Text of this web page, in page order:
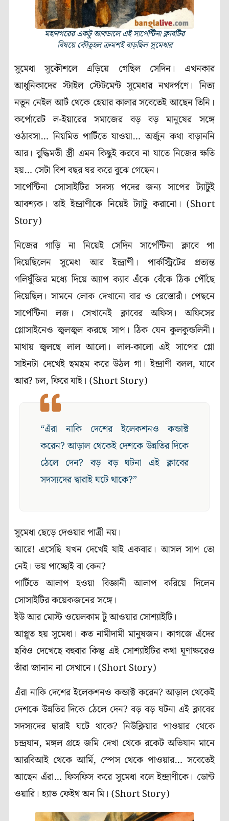
মহানগরের একটু আবডালে এই সার্পেন্টিনা ক্লাবটির
বিষয়ে কৌতূহল ক্রমশই বাড়ছিল সুমেধার
সুমেধা সুকৌশলে এড়িয়ে গেছিল সেদিন। এখনকার
আধুনিকাদের স্টাইল স্টেটমেন্ট সুমেধার নখদর্পণে। নিত্য
নতুন নেইল আর্ট থেকে হেয়ার কালার সবেতেই আছেন তিনি।
কর্পোরেট ল-ইয়ারের সমাজের বড় বড় মানুষের সঙ্গে
ওঠাবসা… নিয়মিত পার্টিতে যাওয়া… অর্জুন কথা বাড়াননি
আর। বুদ্ধিমতী স্ত্রী এমন কিছুই করবে না যাতে নিজের ক্ষতি
হয়… সেটা বিশ বছর ঘর করে বুঝে গেছেন।
সার্পেন্টিনা সোসাইটির সদস্য পদের জন্য সাপের ট্যাটুই
আবশ্যক। তাই ইন্দ্রাণীকে নিয়েই ট্যাটু করানো। (Short
Story)
নিজের গাড়ি না নিয়েই সেদিন সার্পেন্টিনা ক্লাবে পা
দিয়েছিলেন সুমেধা আর ইন্দ্রাণী। পার্কস্ট্রিটের প্রত্যন্ত
গলিঘুঁজির মধ্যে দিয়ে অ্যাপ ক্যাব এঁকে বেঁকে ঠিক পৌঁছে
দিয়েছিল। সামনে লোক দেখানো বার ও রেস্তোরাঁ। পেছনে
সার্পেন্টিনা লজ। সেখানেই ক্লাবের অফিস। অফিসের
গ্লোসাইনেও জ্বলজ্বল করছে সাপ। ঠিক যেন কুলকুন্ডলিনী।
মাথায় জ্বলছে লাল আলো। লাল-কালো এই সাপের গ্লো
সাইনটা দেখেই ছমছম করে উঠল গা। ইন্দ্রাণী বলল, যাবে
আর? চল, ফিরে যাই। (Short Story)
“এঁরা নাকি দেশের ইলেকশনও কন্ডাক্ট
করেন? আড়াল থেকেই দেশকে উন্নতির দিকে
ঠেলে দেন? বড় বড় ঘটনা এই ক্লাবের
সদস্যদের দ্বারাই ঘটে থাকে?”
সুমেধা ছেড়ে দেওয়ার পাত্রী নয়।
আরে! এসেছি যখন দেখেই যাই একবার। আসল সাপ তো
নেই। ভয় পাচ্ছোই বা কেন?
পার্টিতে আলাপ হওয়া বিজ্ঞানী আলাপ করিয়ে দিলেন
সোসাইটির কয়েকজনের সঙ্গে।
ইউ আর মোস্ট ওয়েলকাম টু আওয়ার সোশ্যাইটি।
আপ্লুত হয় সুমেধা। কত নামীদামী মানুষজন। কাগজে এঁদের
ছবিও দেখেছে বহুবার কিন্তু এই সোশ্যাইটির কথা ঘূণাক্ষরেও
তাঁরা জানান না সেখানে। (Short Story)
এঁরা নাকি দেশের ইলেকশনও কন্ডাক্ট করেন? আড়াল থেকেই
দেশকে উন্নতির দিকে ঠেলে দেন? বড় বড় ঘটনা এই ক্লাবের
সদস্যদের দ্বারাই ঘটে থাকে? নিউক্লিয়ার পাওয়ার থেকে
চন্দ্রযান, মঙ্গল গ্রহে জমি দেখা থেকে রকেট অভিযান মানে
আরবিআই থেকে আর্মি, স্পেস থেকে পাওয়ার… সবেতেই
আছেন এঁরা… ফিসফিস করে সুমেধা বলে ইন্দ্রাণীকে। ডোন্ট
ওয়ারি। হ্যাভ ফেইথ অন মি। (Short Story)